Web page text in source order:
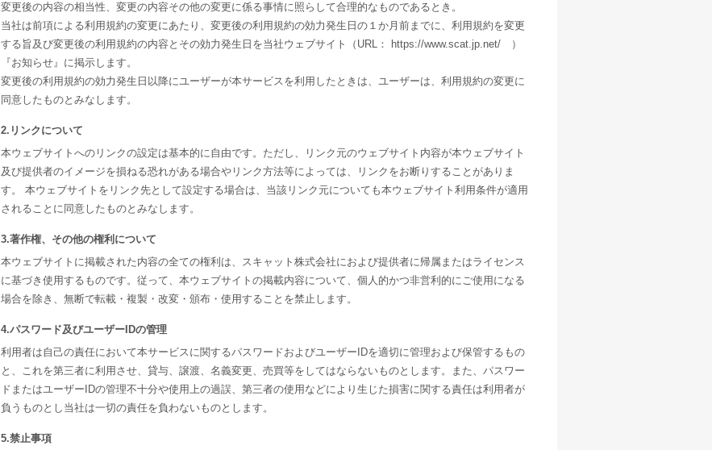
変更後の内容の相当性、変更の内容その他の変更に係る事情に照らして合理的なものであるとき。
当社は前項による利用規約の変更にあたり、変更後の利用規約の効力発生日の１か月前までに、利用規約を変更
する旨及び変更後の利用規約の内容とその効力発生日を当社ウェブサイト（URL： https://www.scat.jp.net/ ）
『お知らせ』に掲示します。
変更後の利用規約の効力発生日以降にユーザーが本サービスを利用したときは、ユーザーは、利用規約の変更に
同意したものとみなします。
2.リンクについて
本ウェブサイトへのリンクの設定は基本的に自由です。ただし、リンク元のウェブサイト内容が本ウェブサイト
及び提供者のイメージを損ねる恐れがある場合やリンク方法等によっては、リンクをお断りすることがありま
す。 本ウェブサイトをリンク先として設定する場合は、当該リンク元についても本ウェブサイト利用条件が適用
されることに同意したものとみなします。
3.著作権、その他の権利について
本ウェブサイトに掲載された内容の全ての権利は、スキャット株式会社におよび提供者に帰属またはライセンス
に基づき使用するものです。従って、本ウェブサイトの掲載内容について、個人的かつ非営利的にご使用になる
場合を除き、無断で転載・複製・改変・頒布・使用することを禁止します。
4.パスワード及びユーザーIDの管理
利用者は自己の責任において本サービスに関するパスワードおよびユーザーIDを適切に管理および保管するもの
と、これを第三者に利用させ、貸与、譲渡、名義変更、売買等をしてはならないものとします。また、パスワー
ドまたはユーザーIDの管理不十分や使用上の過誤、第三者の使用などにより生じた損害に関する責任は利用者が
負うものとし当社は一切の責任を負わないものとします。
5.禁止事項